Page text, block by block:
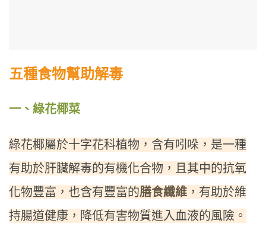
五種食物幫助解毒
一、綠花椰菜
綠花椰屬於十字花科植物，含有吲哚，是一種
有助於肝臟解毒的有機化合物，且其中的抗氧
化物豐富，也含有豐富的膳食纖維 ，有助於維
持腸道健康，降低有害物質進入血液的風險。